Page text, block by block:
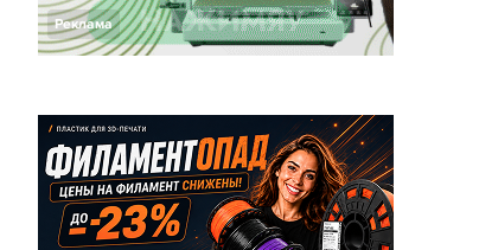
Реклама